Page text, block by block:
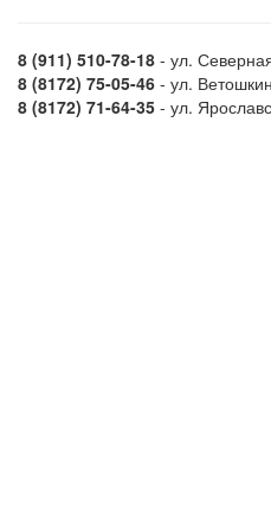
8 (911) 510-78-18 - ул.
8 (8172) 75-05-46 - ул.
8 (8172) 71-64-35 - ул.